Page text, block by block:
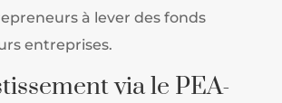
à lever des fonds
entreprises.
via le PEA-